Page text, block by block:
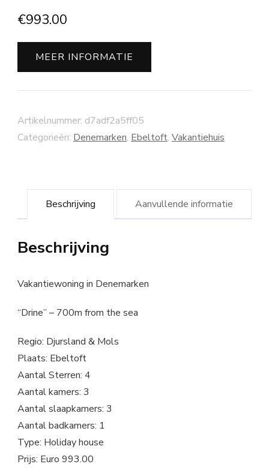
€993.00
MEER INFORMATIE
Artikelnummer: d7adf2a5ff05
Categorieën: Denemarken, Ebeltoft, Vakantiehuis
Beschrijving Aanvullende informatie
Beschrijving
Vakantiewoning in Denemarken
“Drine” – 700m from the sea
Regio: Djursland & Mols
Plaats: Ebeltoft
Aantal Sterren: 4
Aantal kamers: 3
Aantal slaapkamers: 3
Aantal badkamers: 1
Type: Holiday house
Prijs: Euro 993.00